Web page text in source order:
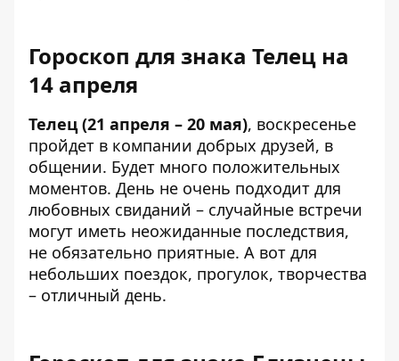
Гороскоп для знака Телец на
14 апреля
Телец (21 апреля – 20 мая), воскресенье
пройдет в компании добрых друзей, в
общении. Будет много положительных
моментов. День не очень подходит для
любовных свиданий – случайные встречи
могут иметь неожиданные последствия,
не обязательно приятные. А вот для
небольших поездок, прогулок, творчества
– отличный день.